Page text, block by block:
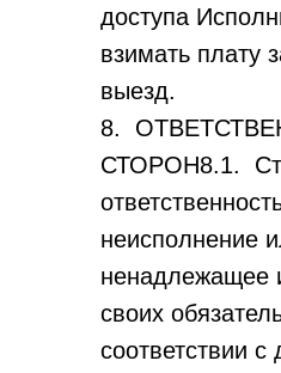
доступа
взимать плату
выезд.
8.
СТОРОН8.1.
неисполнение
ненадлежащее
своих
соответствии